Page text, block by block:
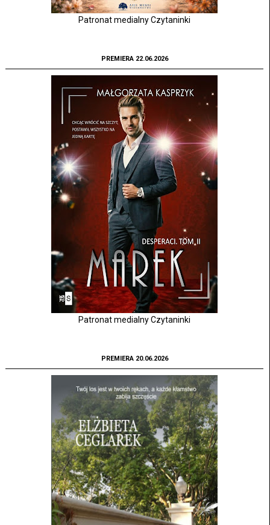
Patronat medialny Czytaninki
PREMIERA 22.06.2026
Patronat medialny Czytaninki
PREMIERA 20.06.2026